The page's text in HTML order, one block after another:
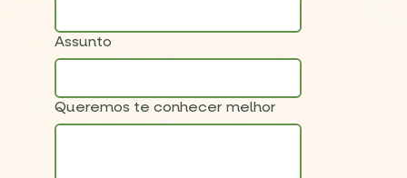
Assunto
Queremos te conhecer melhor